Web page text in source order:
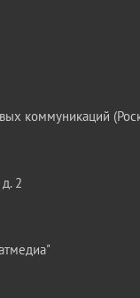
коммуникаций
2